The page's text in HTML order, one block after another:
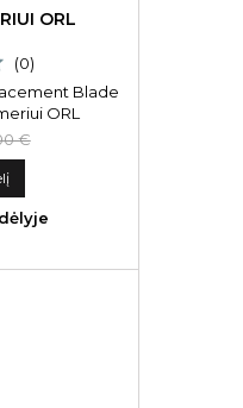
ORL
(0)
Blade
ORL
€